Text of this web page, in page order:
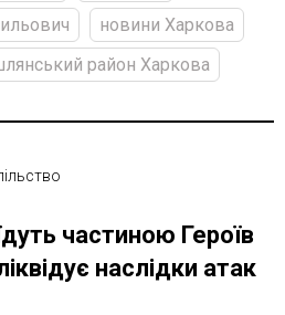
новини Харкова
район Харкова
частиною Героїв
наслідки атак